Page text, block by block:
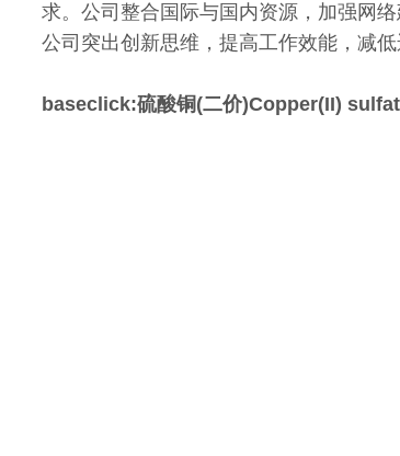
求。公司整合国际与国内资源，加强网
公司突出创新思维，提高工作效能，减
baseclick:硫酸铜(二价)Copper(II)